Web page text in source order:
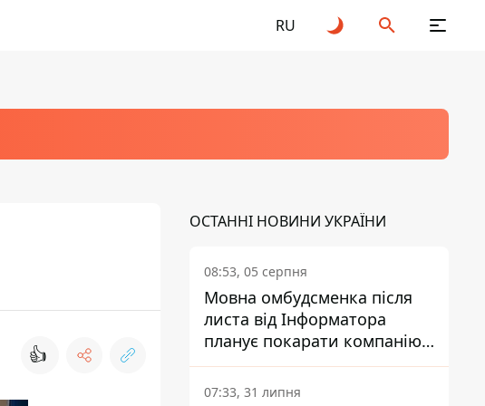
RU
👍
ОСТАННІ НОВИНИ УКРАЇНИ
08:53, 05 серпня
Мовна омбудсменка після
листа від Інформатора
планує покарати компанію-
підрядника ПриватБанку
07:33, 31 липня